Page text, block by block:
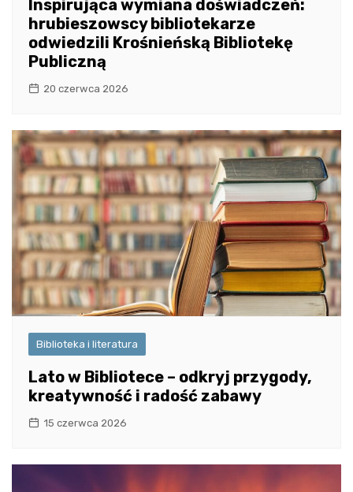
Inspirująca wymiana doświadczeń:
hrubieszowscy bibliotekarze
odwiedzili Krośnieńską Bibliotekę
Publiczną
20 czerwca 2026
Biblioteka i literatura
Lato w Bibliotece – odkryj przygody,
kreatywność i radość zabawy
15 czerwca 2026